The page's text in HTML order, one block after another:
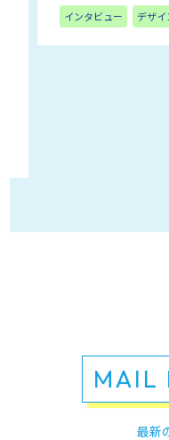
インタビュー デザイ
MAIL
最新